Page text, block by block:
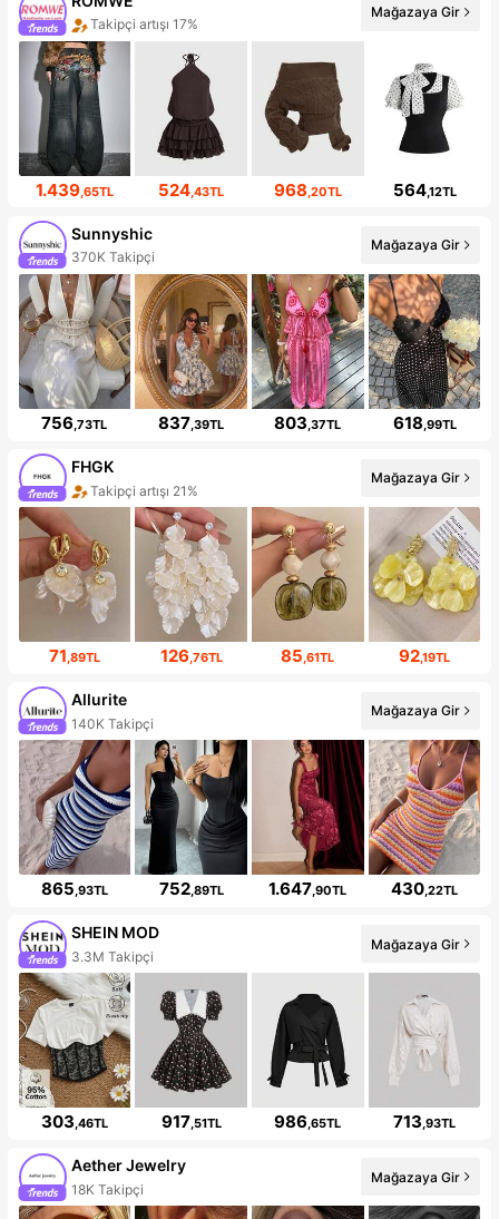
Takipçi artışı 17%
Mağazaya Gir
1.439,65TL 524,43TL 968,20TL 564,12TL
Sunnyshic
370K Takipçi
Mağazaya Gir
756,73TL 837,39TL 803,37TL 618,99TL
FHGK
Takipçi artışı 21%
Mağazaya Gir
71,89TL 126,76TL 85,61TL 92,19TL
Allurite
140K Takipçi
Mağazaya Gir
865,93TL 752,89TL 1.647,90TL 430,22TL
SHEIN MOD
3.3M Takipçi
Mağazaya Gir
303,46TL 917,51TL 986,65TL 713,93TL
Aether Jewelry
18K Takipçi
Mağazaya Gir